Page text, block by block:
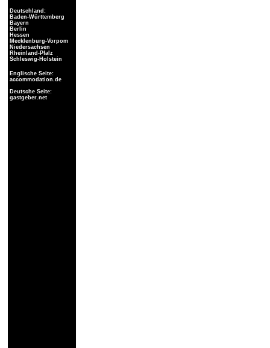
Deutschland:
Baden-Württemberg
Bayern
Berlin
Hessen
Mecklenburg-Vorpom
Niedersachsen
Rheinland-Pfalz
Schleswig-Holstein
Englische Seite:
accommodation.de
Deutsche Seite:
gastgeber.net